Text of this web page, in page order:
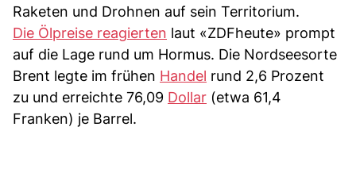
Raketen und Drohnen auf sein Territorium.
Die Ölpreise reagierten laut «ZDFheute» prompt
auf die Lage rund um Hormus. Die Nordseesorte
Brent legte im frühen Handel rund 2,6 Prozent
zu und erreichte 76,09 Dollar (etwa 61,4
Franken) je Barrel.